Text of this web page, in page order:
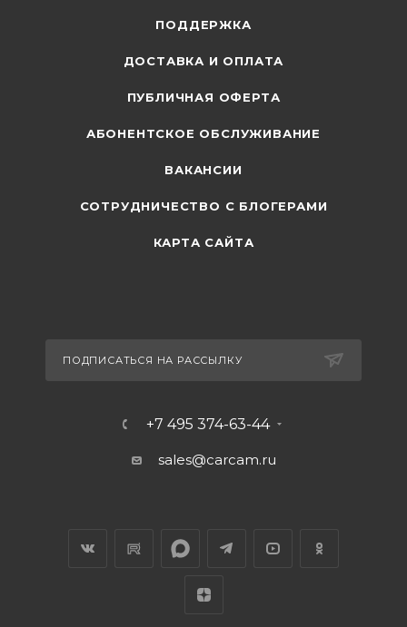
ПОДДЕРЖКА
ДОСТАВКА И ОПЛАТА
ПУБЛИЧНАЯ ОФЕРТА
АБОНЕНТСКОЕ ОБСЛУЖИВАНИЕ
ВАКАНСИИ
СОТРУДНИЧЕСТВО С БЛОГЕРАМИ
КАРТА САЙТА
ПОДПИСАТЬСЯ НА РАССЫЛКУ
+7 495 374-63-44
sales@carcam.ru